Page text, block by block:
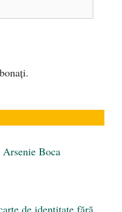
Boca
de identitate fără